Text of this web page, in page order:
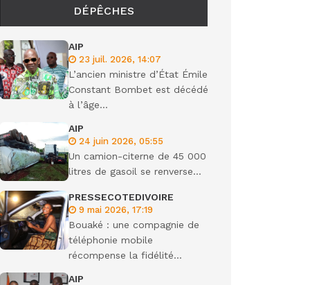
DÉPÊCHES
AIP
23 juil. 2026, 14:07
L’ancien ministre d’État Émile
Constant Bombet est décédé
à l’âge...
AIP
24 juin 2026, 05:55
Un camion-citerne de 45 000
litres de gasoil se renverse...
PRESSECOTEDIVOIRE
9 mai 2026, 17:19
Bouaké : une compagnie de
téléphonie mobile
récompense la fidélité...
AIP